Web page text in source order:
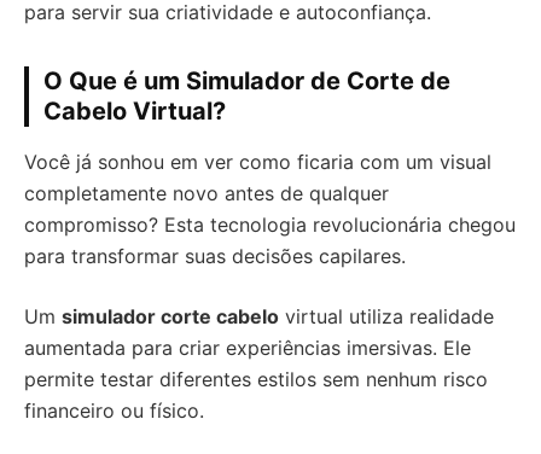
para servir sua criatividade e autoconfiança.
O Que é um Simulador de Corte de
Cabelo Virtual?
Você já sonhou em ver como ficaria com um visual
completamente novo antes de qualquer
compromisso? Esta tecnologia revolucionária chegou
para transformar suas decisões capilares.
Um simulador corte cabelo virtual utiliza realidade
aumentada para criar experiências imersivas. Ele
permite testar diferentes estilos sem nenhum risco
financeiro ou físico.